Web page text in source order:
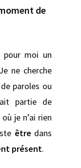
de
pour moi un
ne cherche
paroles ou
partie de
je n’ai rien
être dans
présent.